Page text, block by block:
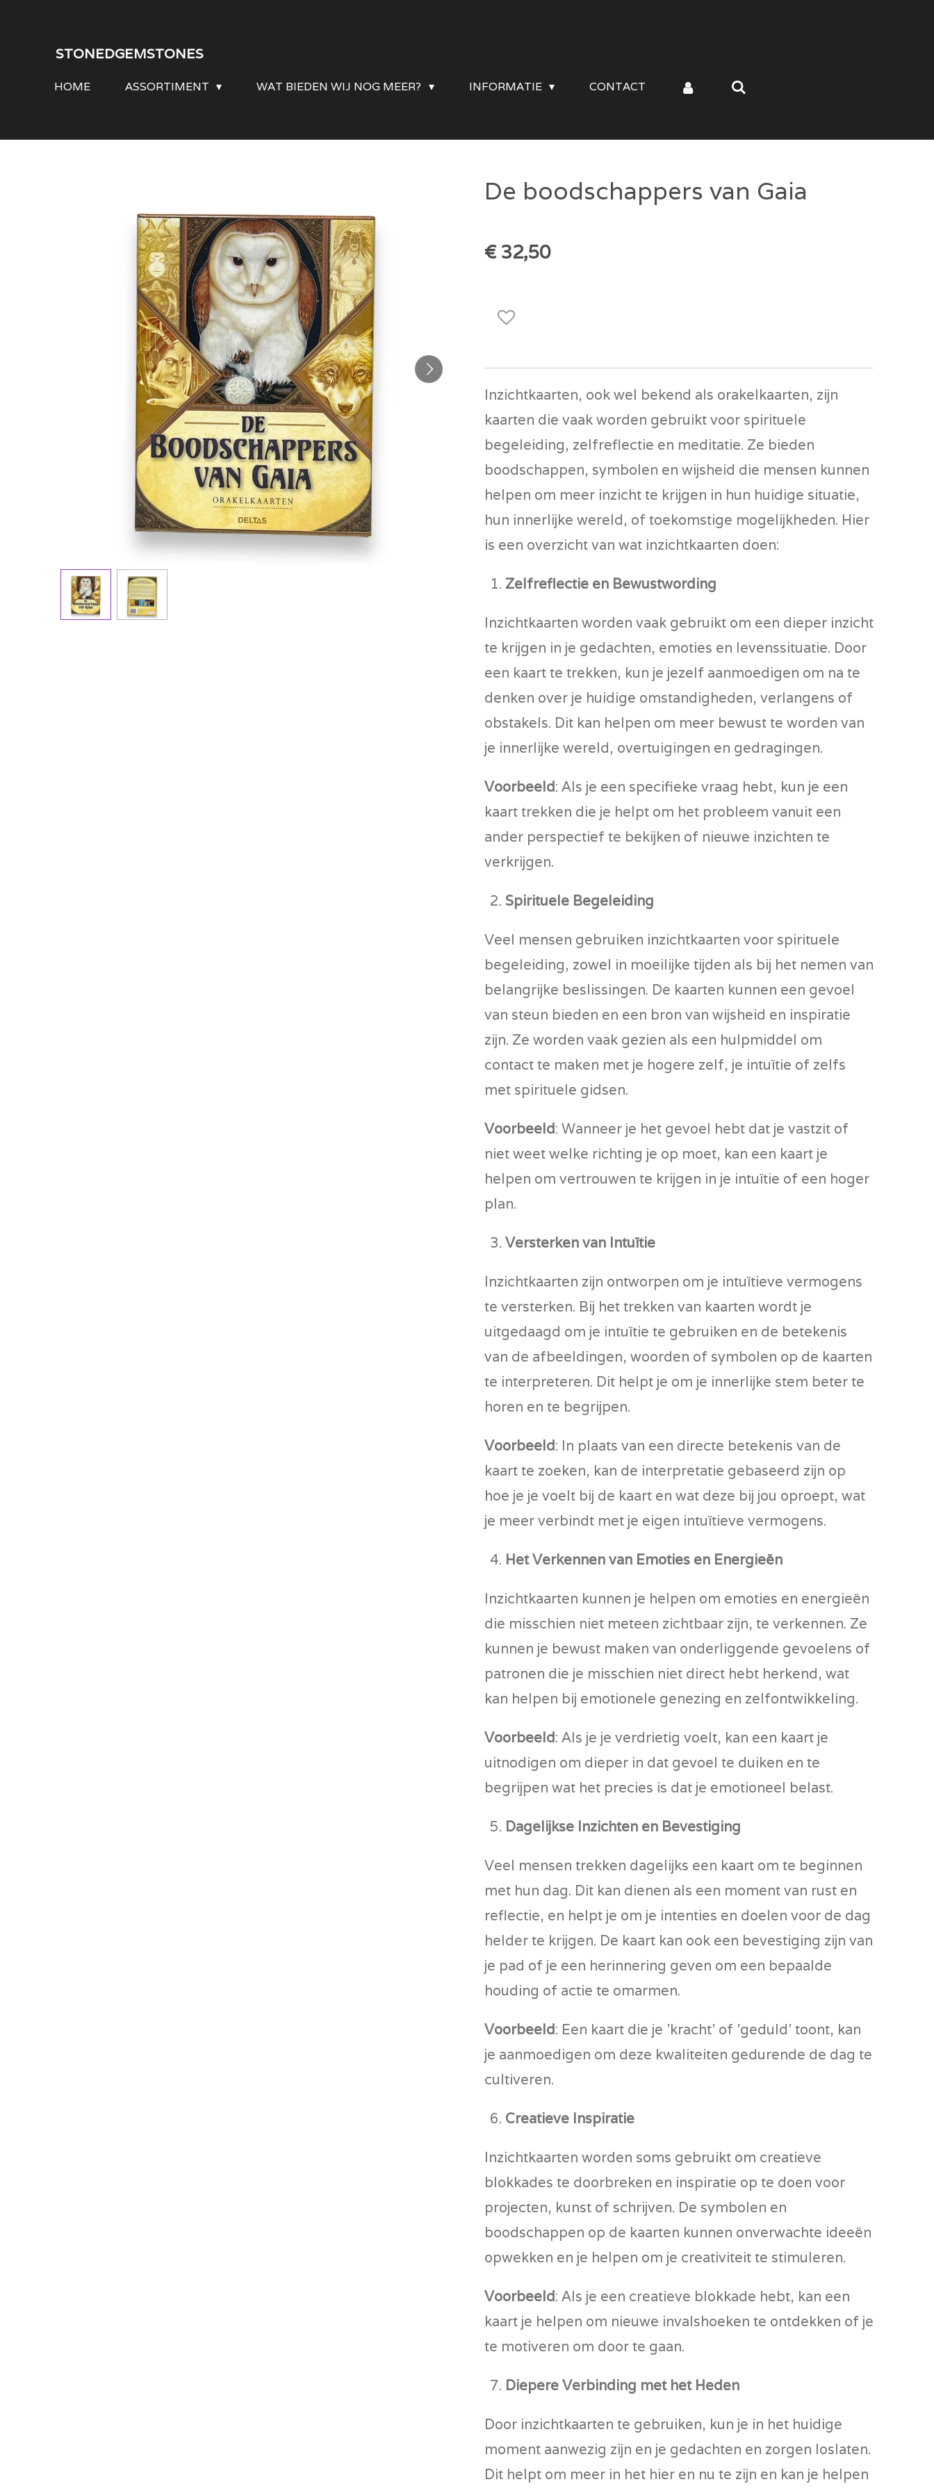
STONEDGEMSTONES
HOME ASSORTIMENT WAT BIEDEN WIJ NOG MEER? INFORMATIE CONTACT
De boodschappers van Gaia
€ 32,50
Inzichtkaarten, ook wel bekend als orakelkaarten, zijn
kaarten die vaak worden gebruikt voor spirituele
begeleiding, zelfreflectie en meditatie. Ze bieden
boodschappen, symbolen en wijsheid die mensen kunnen
helpen om meer inzicht te krijgen in hun huidige situatie,
hun innerlijke wereld, of toekomstige mogelijkheden. Hier
is een overzicht van wat inzichtkaarten doen:
Zelfreflectie en Bewustwording
Inzichtkaarten worden vaak gebruikt om een dieper inzicht
te krijgen in je gedachten, emoties en levenssituatie. Door
een kaart te trekken, kun je jezelf aanmoedigen om na te
denken over je huidige omstandigheden, verlangens of
obstakels. Dit kan helpen om meer bewust te worden van
je innerlijke wereld, overtuigingen en gedragingen.
Voorbeeld: Als je een specifieke vraag hebt, kun je een
kaart trekken die je helpt om het probleem vanuit een
ander perspectief te bekijken of nieuwe inzichten te
verkrijgen.
Spirituele Begeleiding
Veel mensen gebruiken inzichtkaarten voor spirituele
begeleiding, zowel in moeilijke tijden als bij het nemen van
belangrijke beslissingen. De kaarten kunnen een gevoel
van steun bieden en een bron van wijsheid en inspiratie
zijn. Ze worden vaak gezien als een hulpmiddel om
contact te maken met je hogere zelf, je intuïtie of zelfs
met spirituele gidsen.
Voorbeeld: Wanneer je het gevoel hebt dat je vastzit of
niet weet welke richting je op moet, kan een kaart je
helpen om vertrouwen te krijgen in je intuïtie of een hoger
plan.
Versterken van Intuïtie
Inzichtkaarten zijn ontworpen om je intuïtieve vermogens
te versterken. Bij het trekken van kaarten wordt je
uitgedaagd om je intuïtie te gebruiken en de betekenis
van de afbeeldingen, woorden of symbolen op de kaarten
te interpreteren. Dit helpt je om je innerlijke stem beter te
horen en te begrijpen.
Voorbeeld: In plaats van een directe betekenis van de
kaart te zoeken, kan de interpretatie gebaseerd zijn op
hoe je je voelt bij de kaart en wat deze bij jou oproept, wat
je meer verbindt met je eigen intuïtieve vermogens.
Het Verkennen van Emoties en Energieën
Inzichtkaarten kunnen je helpen om emoties en energieën
die misschien niet meteen zichtbaar zijn, te verkennen. Ze
kunnen je bewust maken van onderliggende gevoelens of
patronen die je misschien niet direct hebt herkend, wat
kan helpen bij emotionele genezing en zelfontwikkeling.
Voorbeeld: Als je je verdrietig voelt, kan een kaart je
uitnodigen om dieper in dat gevoel te duiken en te
begrijpen wat het precies is dat je emotioneel belast.
Dagelijkse Inzichten en Bevestiging
Veel mensen trekken dagelijks een kaart om te beginnen
met hun dag. Dit kan dienen als een moment van rust en
reflectie, en helpt je om je intenties en doelen voor de dag
helder te krijgen. De kaart kan ook een bevestiging zijn van
je pad of je een herinnering geven om een bepaalde
houding of actie te omarmen.
Voorbeeld: Een kaart die je 'kracht' of 'geduld' toont, kan
je aanmoedigen om deze kwaliteiten gedurende de dag te
cultiveren.
Creatieve Inspiratie
Inzichtkaarten worden soms gebruikt om creatieve
blokkades te doorbreken en inspiratie op te doen voor
projecten, kunst of schrijven. De symbolen en
boodschappen op de kaarten kunnen onverwachte ideeën
opwekken en je helpen om je creativiteit te stimuleren.
Voorbeeld: Als je een creatieve blokkade hebt, kan een
kaart je helpen om nieuwe invalshoeken te ontdekken of je
te motiveren om door te gaan.
Diepere Verbinding met het Heden
Door inzichtkaarten te gebruiken, kun je in het huidige
moment aanwezig zijn en je gedachten en zorgen loslaten.
Dit helpt om meer in het hier en nu te zijn en kan je helpen